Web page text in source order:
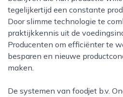
tegelijkertijd een constante
Door slimme technologie te
praktijkkennis uit de
Producenten om efficiënter te
besparen en nieuwe
maken.
De systemen van foodjet b.v. Onderscheiden zich door